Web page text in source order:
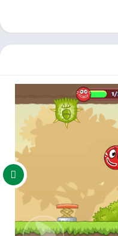
طريقة لتجنب تلك
لتقفز عالياً ، أو الضوء
تقف في طريقك بمهاراتك
السحري للانتقال إلى